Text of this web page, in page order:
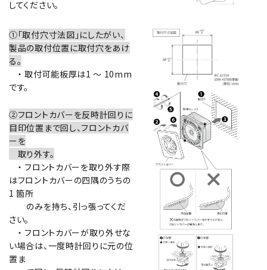
してください。
①「取付穴寸法図」にしたがい、
製品の取付位置に取付穴をあけ
る。
・ 取付可能板厚は1 ～ 10mm
です。
②フロントカバーを反時計回りに
目印位置まで回し、フロントカバ
ーを
取り外す。
・ フロントカバーを取り外す際
はフロントカバーの四隅のうちの
1 箇所
のみを持ち、引っ張ってくだ
さい。
・ フロントカバーが取り外せな
い場合は、一度時計回りに元の位
置ま